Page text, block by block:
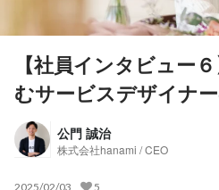
【社員インタビュー
むサービスデザイナ
公門 誠治
株式会社hanami / CEO
2025/02/03 5